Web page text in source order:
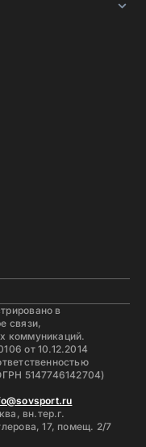
в
связи,
коммуникаций.
от 10.12.2014
5147746142704)
вн.тер.г.
17, помещ. 2/7